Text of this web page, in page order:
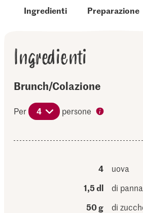
Ingredienti Preparazione
Ingredienti
Brunch/Colazione
Per 4 persone
4
uova
1,5 dl
di
50 g
di